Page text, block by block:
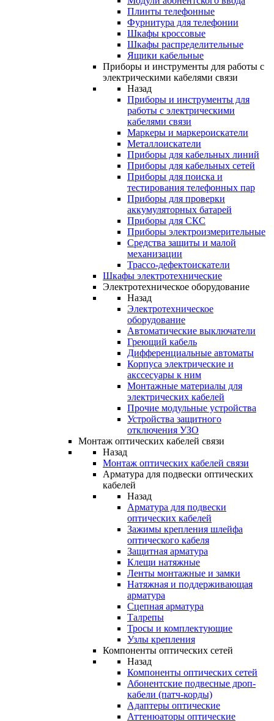
Плинты телефонные
Фурнитура для телефонии
Шкафы кроссовые
Шкафы распределительные
Ящики кабельные
Приборы и инструменты для работы с
электрическими кабелями связи
Назад
Приборы и инструменты для
работы с электрическими
кабелями связи
Маркеры и маркероискатели
Металлоискатели
Приборы для кабельных линий
Приборы для кабельных сетей
Приборы для поиска и
тестирования телефонных пар
Приборы для проверки
аккумуляторных батарей
Приборы для СКС
Приборы электроизмерительные
Средства защиты и малой
механизации
Трассо-дефектоискатели
Шкафы электротехнические
Электротехническое оборудование
Назад
Электротехническое
оборудование
Автоматические выключатели
Греющий кабель
Дифференциальные автоматы
Корпуса электрические и
акссесуары к ним
Монтажные материалы для
электрических кабелей
Прочие модульные устройства
Устройства защитного
отключения УЗО
Монтаж оптических кабелей связи
Назад
Монтаж оптических кабелей связи
Арматура для подвески оптических
кабелей
Назад
Арматура для подвески
оптических кабелей
Зажимы крепления шлейфа
оптического кабеля
Защитная арматура
Клещи натяжные
Ленты монтажные и замки
Натяжная и поддерживающая
арматура
Сцепная арматура
Талрепы
Тросы и комплектующие
Узлы крепления
Компоненты оптических сетей
Назад
Компоненты оптических сетей
Абонентские подвесные дроп-
кабели (патч-корды)
Адаптеры оптические
Аттенюаторы оптические